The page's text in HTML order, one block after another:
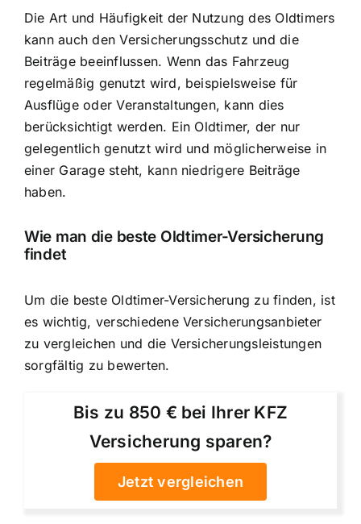
Die Art und Häufigkeit der Nutzung des Oldtimers
kann auch den Versicherungsschutz und die
Beiträge beeinflussen. Wenn das Fahrzeug
regelmäßig genutzt wird, beispielsweise für
Ausflüge oder Veranstaltungen, kann dies
berücksichtigt werden. Ein Oldtimer, der nur
gelegentlich genutzt wird und möglicherweise in
einer Garage steht, kann niedrigere Beiträge
haben.
Wie man die beste Oldtimer-Versicherung
findet
Um die beste Oldtimer-Versicherung zu finden, ist
es wichtig, verschiedene Versicherungsanbieter
zu vergleichen und die Versicherungsleistungen
sorgfältig zu bewerten.
Bis zu 850 € bei Ihrer KFZ
Versicherung sparen?
Jetzt vergleichen